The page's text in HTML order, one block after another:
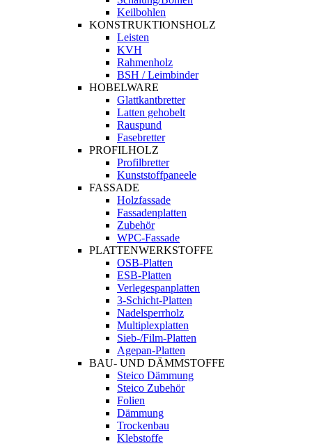
Keilbohlen
KONSTRUKTIONSHOLZ
Leisten
KVH
Rahmenholz
BSH / Leimbinder
HOBELWARE
Glattkantbretter
Latten gehobelt
Rauspund
Fasebretter
PROFILHOLZ
Profilbretter
Kunststoffpaneele
FASSADE
Holzfassade
Fassadenplatten
Zubehör
WPC-Fassade
PLATTENWERKSTOFFE
OSB-Platten
ESB-Platten
Verlegespanplatten
3-Schicht-Platten
Nadelsperrholz
Multiplexplatten
Sieb-/Film-Platten
Agepan-Platten
BAU- UND DÄMMSTOFFE
Steico Dämmung
Steico Zubehör
Folien
Dämmung
Trockenbau
Klebstoffe